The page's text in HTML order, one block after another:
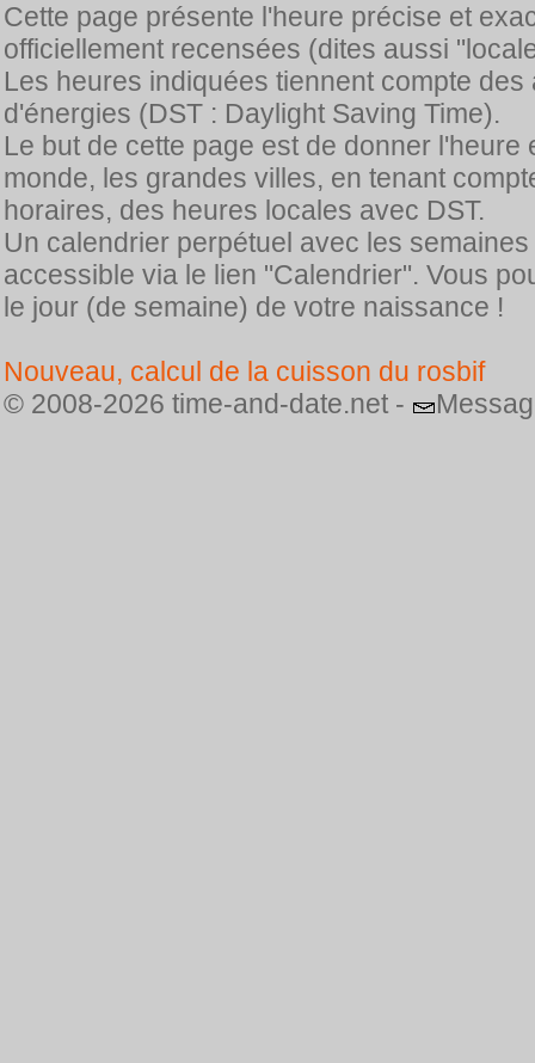
Cette page présente l'heure précise et
officiellement recensées (dites aussi
Les heures indiquées tiennent compte
d'énergies (DST : Daylight Saving Time).
Le but de cette page est de donner
monde, les grandes villes, en tenant
horaires, des heures locales avec DST.
Un calendrier perpétuel avec les
accessible via le lien "Calendrier". Vous
le jour (de semaine) de votre naissance !
Nouveau, calcul de la cuisson du rosbif
© 2008-2026 time-and-date.net -